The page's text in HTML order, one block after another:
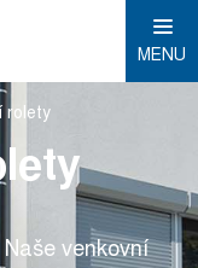
MENU
rolety
venkovní